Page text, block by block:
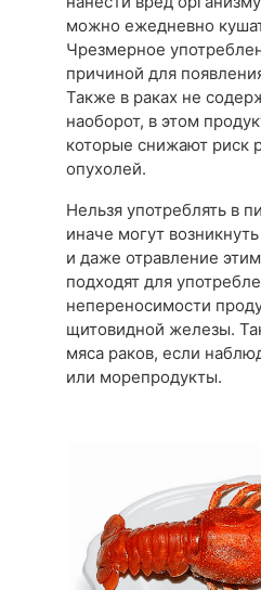
можно ежедневно
Чрезмерное
причиной для
Также в раках не
наоборот, в этом
которые снижают риск
опухолей.
Нельзя употреблять в
иначе могут
и даже отравление
подходят для
непереносимости
щитовидной железы.
мяса раков, если
или морепродукты.